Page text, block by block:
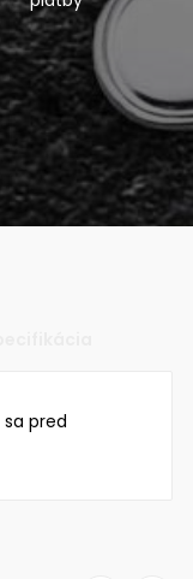
pred